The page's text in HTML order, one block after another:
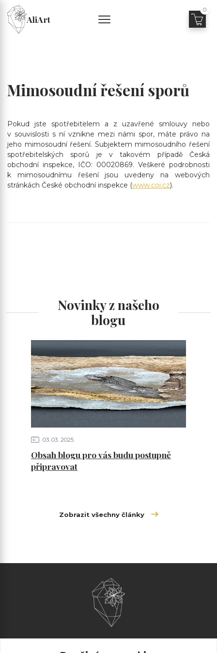
AliArt
0
Mimosoudní řešení sporů
Pokud jste spotřebitelem a z uzavřené smlouvy nebo
v souvislosti s ní vznikne mezi námi spor, máte právo na
jeho mimosoudní řešení. Subjektem mimosoudního řešení
spotřebitelských sporů je v takovém případě Česká
obchodní inspekce, IČO: 00020869. Veškeré podrobnosti
k mimosoudnímu řešení jsou uvedeny na webových
stránkách České obchodní inspekce (www.coi.cz).
Novinky z našeho
blogu
03 03 2025
Obsah blogu pro vás budu postupně
připravovat
Zobrazit všechny články
AliArt